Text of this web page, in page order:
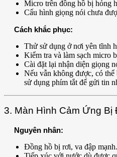
Micro trên đồng hồ bị hỏng
Cấu hình giọng nói chưa
Cách khắc phục:
Thử sử dụng ở nơi yên tĩnh
Kiểm tra và làm sạch micro
Cài đặt lại nhận diện giọng
Nếu vẫn không được, có thể
sử dụng phím tắt để gửi tin
3. Màn Hình Cảm Ứng
Nguyên nhân:
Đồng hồ bị rơi, va đập mạnh.